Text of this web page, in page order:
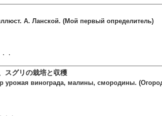
А. Ланской. (Мой первый определитель)
・
スグリの栽培と収穫
урожая винограда, малины, смородины.